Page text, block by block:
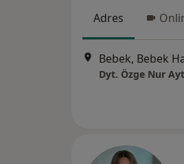
Adres
Dyt. Özge Nur